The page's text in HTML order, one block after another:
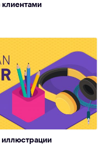
клиентами
иллюстрации